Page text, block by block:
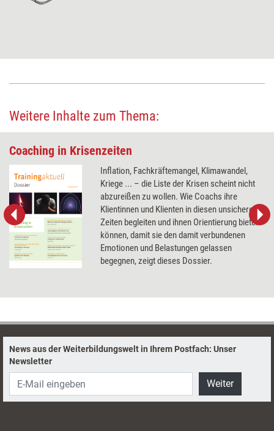
Weitere Inhalte zum Thema:
Coaching in Krisenzeiten
Inflation, Fachkräftemangel, Klimawandel,
Kriege ... – die Liste der Krisen scheint nicht
abzureißen zu wollen. Wie Coachs ihre
Klientinnen und Klienten in diesen unsicheren
Zeiten begleiten und ihnen Orientierung bieten
können, damit sie den damit verbundenen
Emotionen und Belastungen gelassen
begegnen, zeigt dieses Dossier.
News aus der Weiterbildungswelt in Ihrem Postfach: Unser
Newsletter
Weiter